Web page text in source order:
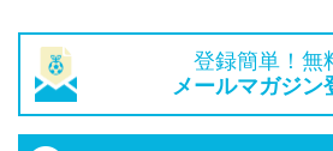
登録簡単！無
メールマガジン